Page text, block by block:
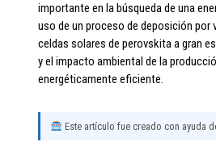
importante en la búsqueda de una
uso de un proceso de deposición por
celdas solares de perovskita a gran
y el impacto ambiental de la
energéticamente eficiente.
Este artículo fue creado con ayuda